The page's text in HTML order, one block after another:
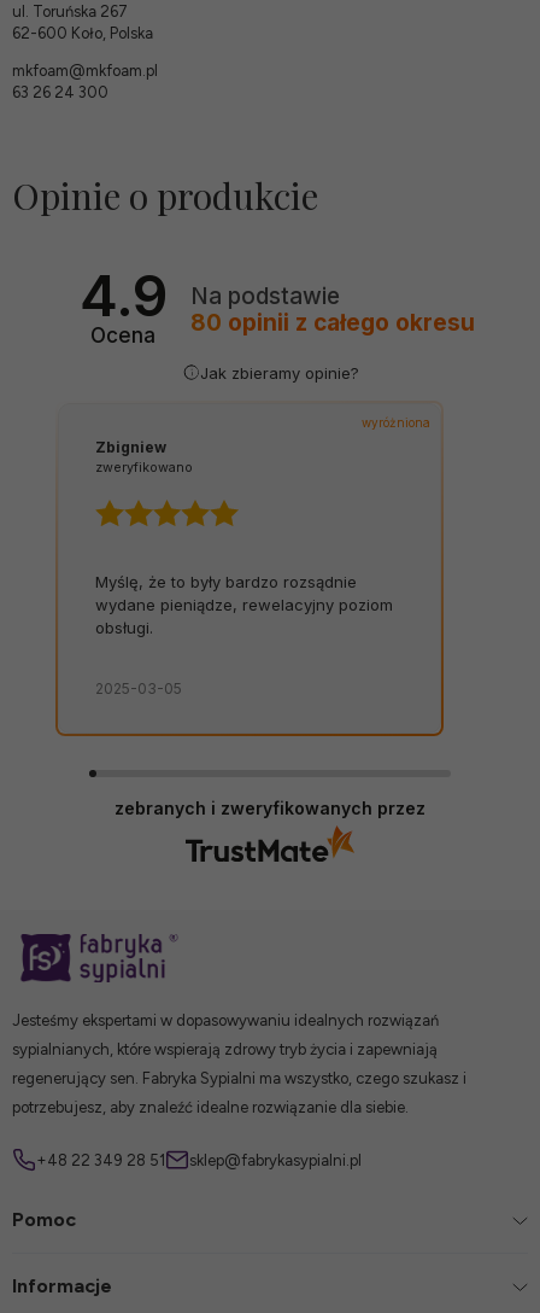
ul. Toruńska 267
62-600 Koło, Polska
mkfoam@mkfoam.pl
63 26 24 300
Opinie o produkcie
4.9
Ocena
Na podstawie
80 opinii z całego okresu
Jak zbieramy opinie?
wyróżniona
Zbigniew
zweryfikowano
Myślę, że to były bardzo rozsądnie
wydane pieniądze, rewelacyjny poziom
obsługi.
2025-03-05
zebranych i zweryfikowanych przez
Jesteśmy ekspertami w dopasowywaniu idealnych rozwiązań
sypialnianych, które wspierają zdrowy tryb życia i zapewniają
regenerujący sen. Fabryka Sypialni ma wszystko, czego szukasz i
potrzebujesz, aby znaleźć idealne rozwiązanie dla siebie.
+48 22 349 28 51 sklep@fabrykasypialni.pl
Pomoc
Informacje